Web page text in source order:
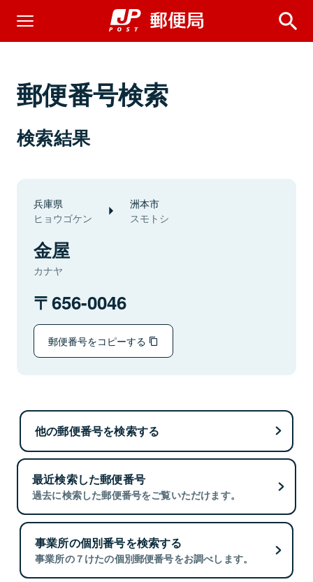
郵便番号検索
検索結果
兵庫県
ヒョウゴケン
洲本市
スモトシ
金屋
カナヤ
656-0046
郵便番号をコピーする
他の郵便番号を検索する
最近検索した郵便番号
過去に検索した郵便番号をご覧いただけます。
事業所の個別番号を検索する
事業所の７けたの個別郵便番号をお調べします。